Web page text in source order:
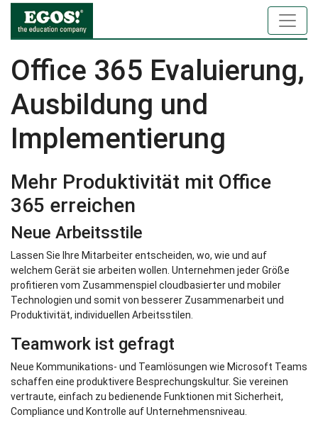
Office 365 Evaluierung,
Ausbildung und
Implementierung
Mehr Produktivität mit Office
365 erreichen
Neue Arbeitsstile
Lassen Sie Ihre Mitarbeiter entscheiden, wo, wie und auf
welchem Gerät sie arbeiten wollen. Unternehmen jeder Größe
profitieren vom Zusammenspiel cloudbasierter und mobiler
Technologien und somit von besserer Zusammenarbeit und
Produktivität, individuellen Arbeitsstilen.
Teamwork ist gefragt
Neue Kommunikations- und Teamlösungen wie Microsoft Teams
schaffen eine produktivere Besprechungskultur. Sie vereinen
vertraute, einfach zu bedienende Funktionen mit Sicherheit,
Compliance und Kontrolle auf Unternehmensniveau.